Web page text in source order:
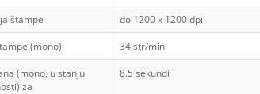
štampe
do 1200 x 1200 dpi
(mono)
34 str/min
(mono, u stanju
za
8.5 sekundi